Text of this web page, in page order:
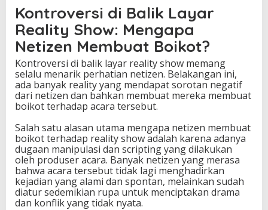
e
a
i
t
y
S
h
o
w
a
n
g
D
i
b
o
i
Kontroversi di Balik Layar
Reality Show: Mengapa
Netizen Membuat Boikot?
Kontroversi di balik layar reality show memang
selalu menarik perhatian netizen. Belakangan ini,
ada banyak reality yang mendapat sorotan negatif
dari netizen dan bahkan membuat mereka membuat
boikot terhadap acara tersebut.
Salah satu alasan utama mengapa netizen membuat
boikot terhadap reality show adalah karena adanya
dugaan manipulasi dan scripting yang dilakukan
oleh produser acara. Banyak netizen yang merasa
bahwa acara tersebut tidak lagi menghadirkan
kejadian yang alami dan spontan, melainkan sudah
diatur sedemikian rupa untuk menciptakan drama
dan konflik yang tidak nyata.